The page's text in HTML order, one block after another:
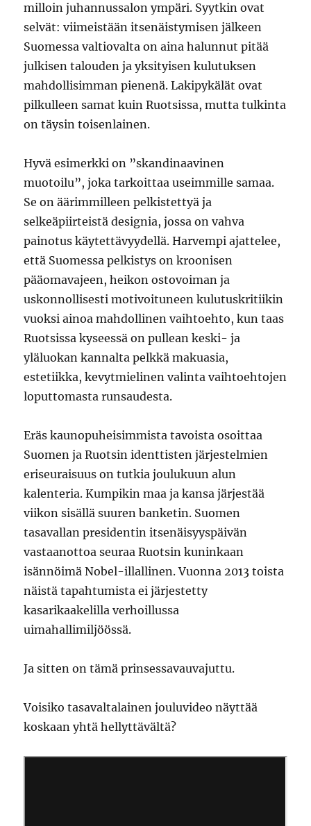
milloin juhannussalon ympäri. Syytkin ovat
selvät: viimeistään itsenäistymisen jälkeen
Suomessa valtiovalta on aina halunnut pitää
julkisen talouden ja yksityisen kulutuksen
mahdollisimman pienenä. Lakipykälät ovat
pilkulleen samat kuin Ruotsissa, mutta tulkinta
on täysin toisenlainen.
Hyvä esimerkki on ”skandinaavinen
muotoilu”, joka tarkoittaa useimmille samaa.
Se on äärimmilleen pelkistettyä ja
selkeäpiirteistä designia, jossa on vahva
painotus käytettävyydellä. Harvempi ajattelee,
että Suomessa pelkistys on kroonisen
pääomavajeen, heikon ostovoiman ja
uskonnollisesti motivoituneen kulutuskritiikin
vuoksi ainoa mahdollinen vaihtoehto, kun taas
Ruotsissa kyseessä on pullean keski- ja
yläluokan kannalta pelkkä makuasia,
estetiikka, kevytmielinen valinta vaihtoehtojen
loputtomasta runsaudesta.
Eräs kaunopuheisimmista tavoista osoittaa
Suomen ja Ruotsin identtisten järjestelmien
eriseuraisuus on tutkia joulukuun alun
kalenteria. Kumpikin maa ja kansa järjestää
viikon sisällä suuren banketin. Suomen
tasavallan presidentin itsenäisyyspäivän
vastaanottoa seuraa Ruotsin kuninkaan
isännöimä Nobel-illallinen. Vuonna 2013 toista
näistä tapahtumista ei järjestetty
kasarikaakelilla verhoillussa
uimahallimiljöössä.
Ja sitten on tämä prinsessavauvajuttu.
Voisiko tasavaltalainen jouluvideo näyttää
koskaan yhtä hellyttävältä?